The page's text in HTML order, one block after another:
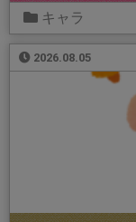
キャラ
2026.08.05